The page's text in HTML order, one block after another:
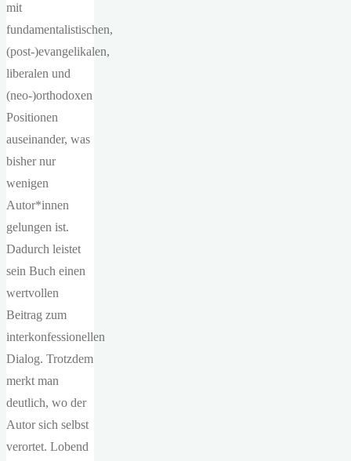
mit
fundamentalistischen,
(post-)evangelikalen,
liberalen und
(neo-)orthodoxen
Positionen
auseinander, was
bisher nur
wenigen
Autor*innen
gelungen ist.
Dadurch leistet
sein Buch einen
wertvollen
Beitrag zum
interkonfessionellen
Dialog. Trotzdem
merkt man
deutlich, wo der
Autor sich selbst
verortet. Lobend